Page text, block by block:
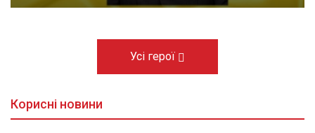
Усі герої
Корисні новини